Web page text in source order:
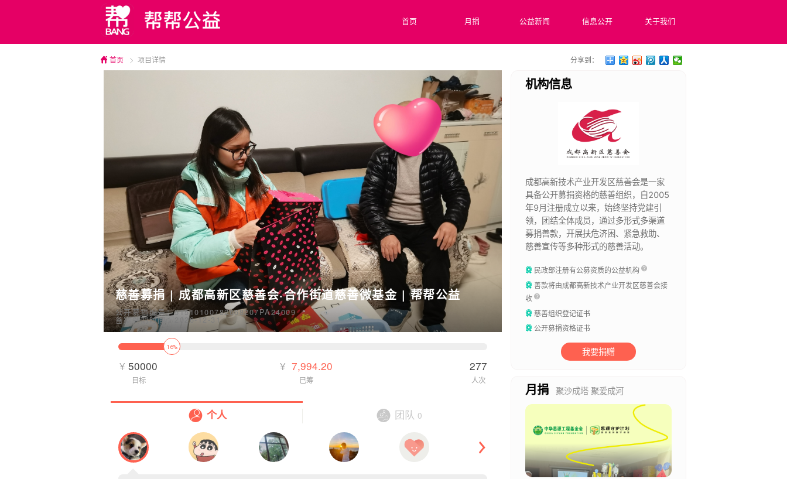
首页 月捐 公益新闻 信息公开 关于我们
首页 项目详情 分享到：
机构信息
成都高新技术产业开发区慈善会是一家
具备公开募捐资格的慈善组织，自2005
年9月注册成立以来，始终坚持党建引
领，团结全体成员，通过多形式多渠道
募捐善款，开展扶危济困、紧急救助、
慈善宣传等多种形式的慈善活动。
民政部注册有公募资质的公益机构
善款将由成都高新技术产业开发区慈善会接
收
慈善组织登记证书
公开募捐资格证书
我要捐赠
月捐 聚沙成塔 聚爱成河